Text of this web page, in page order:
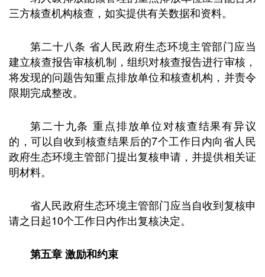
三方核查机构核查，如实提供有关数据和资料。
第二十八条 省人民政府生态环境主管部门应当
建立核查报告审核机制，组织对核查报告进行审核，
将发现的问题告知重点排放单位和核查机构，并责令
限期完成整改。
第二十九条 重点排放单位对核查结果有异议
的，可以自收到核查结果后的7个工作日内向省人民
政府生态环境主管部门提出复核申请，并提供相关证
明材料。
省人民政府生态环境主管部门应当自收到复核申
请之日起10个工作日内作出复核决定。
第五章 激励和约束